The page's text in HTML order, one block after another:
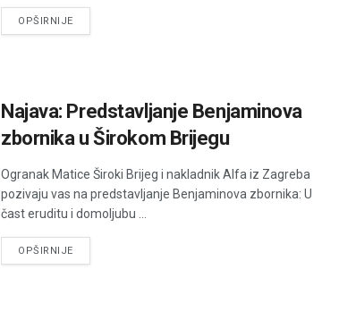
OPŠIRNIJEDETAILS
Najava: Predstavljanje Benjaminova
zbornika u Širokom Brijegu
Ogranak Matice Široki Brijeg i nakladnik Alfa iz Zagreba
pozivaju vas na predstavljanje Benjaminova zbornika: U
čast eruditu i domoljubu ...
OPŠIRNIJEDETAILS